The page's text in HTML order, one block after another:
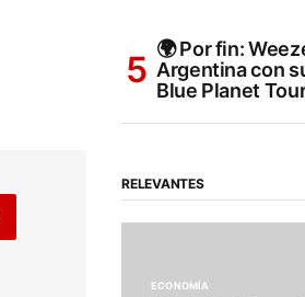
🌍 Por fin:
Argentina con
Blue Planet
RELEVANTES
ECONOMÍA